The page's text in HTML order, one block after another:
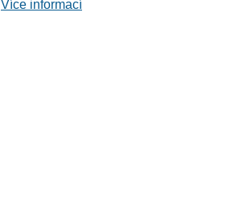
Více informací